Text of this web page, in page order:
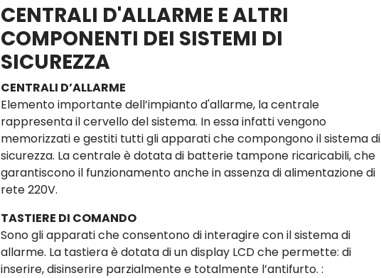
CENTRALI D'ALLARME E ALTRI
COMPONENTI DEI SISTEMI DI
SICUREZZA
CENTRALI D’ALLARME
Elemento importante dell’impianto d'allarme, la centrale
rappresenta il cervello del sistema. In essa infatti vengono
memorizzati e gestiti tutti gli apparati che compongono il sistema di
sicurezza. La centrale è dotata di batterie tampone ricaricabili, che
garantiscono il funzionamento anche in assenza di alimentazione di
rete 220V.
TASTIERE DI COMANDO
Sono gli apparati che consentono di interagire con il sistema di
allarme. La tastiera è dotata di un display LCD che permette: di
inserire, disinserire parzialmente e totalmente l’antifurto. :